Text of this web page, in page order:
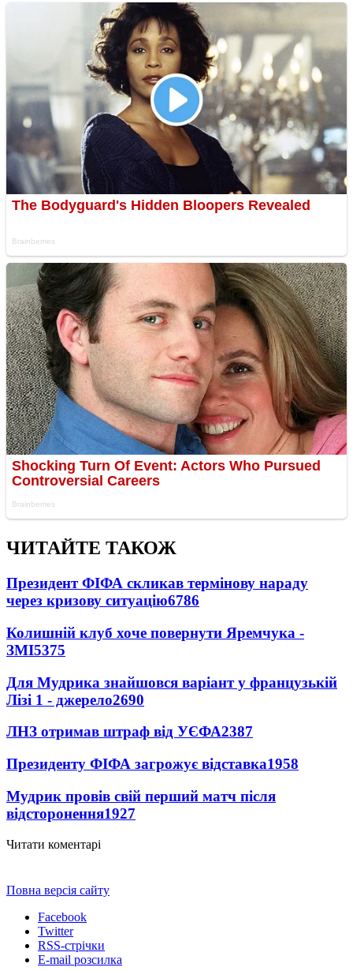
ЧИТАЙТЕ ТАКОЖ
Президент ФІФА скликав термінову нараду
через кризову ситуацію6786
Колишній клуб хоче повернути Яремчука -
ЗМІ5375
Для Мудрика знайшовся варіант у французькій
Лізі 1 - джерело2690
ЛНЗ отримав штраф від УЄФА2387
Президенту ФІФА загрожує відставка1958
Мудрик провів свій перший матч після
відсторонення1927
Читати коментарі
Повна версія сайту
Facebook
Twitter
RSS-стрічки
E-mail розсилка